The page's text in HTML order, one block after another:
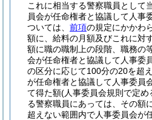
これに相当する警察職員として
員会が任命権者と協議して人事
ついては、 前項の規定にかかわ
額に、給料の月額及びこれに対
額に職の職制上の段階、職務の
会が任命権者と協議して人事委
の区分に応じて100分の20を超
が任命権者と協議して人事委員
て得た額(人事委員会規則で定
る警察職員にあっては、その額
超えない範囲内で人事委員会が